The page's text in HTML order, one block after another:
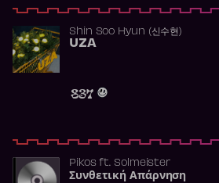
Shin Soo Hyun (신수현)
UZA
837
Pikosft. Solmeister
Συνθετική Απάρνηση